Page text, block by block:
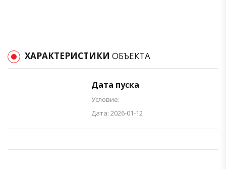
ХАРАКТЕРИСТИКИ ОБЪЕКТА
Дата пуска
Условие:
Дата: 2026-01-12